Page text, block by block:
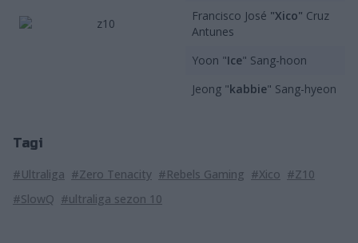
Francisco José "Xico" Cruz
Antunes
Yoon "Ice" Sang-hoon
Jeong "kabbie" Sang-hyeon
Tagi
#Ultraliga #Zero Tenacity #Rebels Gaming #Xico #Z10
#SlowQ #ultraliga sezon 10